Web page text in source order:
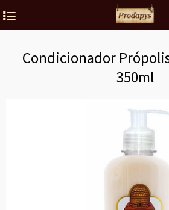
4
Condicionador
350ml